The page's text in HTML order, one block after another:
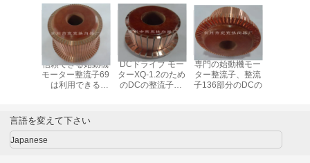
信頼できる始動機
モーター整流子69
は利用できる
DCドライブ モー
ターXQ-1.2のため
のDCの整流子29
専門の始動機モー
ター整流子、整流
子136部分のDCの
言語を変えて下さい
Japanese